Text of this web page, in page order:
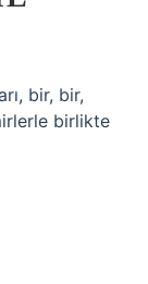
bir, bir,
birlikte